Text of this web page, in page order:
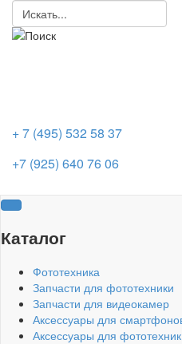
+ 7 (495) 532 58 37
+7 (925) 640 76 06
Каталог
Фототехника
Запчасти для фототехники
Запчасти для видеокамер
Аксессуары для
Аксессуары для